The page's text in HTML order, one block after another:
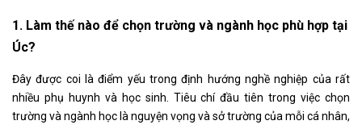
1. Làm thế nào để chọn trường và ngành học phù hợp tại
Úc?
Đây được coi là điểm yếu trong định hướng nghề nghiệp của rất
nhiều phụ huynh và học sinh. Tiêu chí đầu tiên trong việc chọn
trường và ngành học là nguyện vọng và sở trường của mỗi cá nhân,